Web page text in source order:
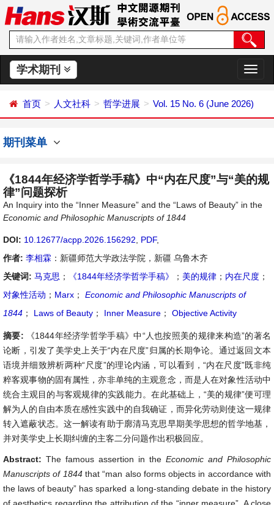
学术期刊
切
换
航
首页 人文社科 哲学进展 Vol. 15 No. 6 (June 2026)
期刊菜单
《1844年经济学哲学手稿》中“内在尺度”与“美的规
律”问题探析
An Inquiry into the “Inner Measure” and the “Laws of Beauty” in the
Economic and Philosophic Manuscripts of 1844
DOI: 10.12677/acpp.2026.156292 PDF,
作者: 李相霖 ：新疆师范大学政法学院，新疆 乌鲁木齐
关键词: 马克思 ； 《1844年经济学哲学手稿》 ； 美的规律 ； 内在尺度 ；
对象性活动 ； Marx ；
Economic and Philosophic Manuscripts of
1844 ； Laws of Beauty ； Inner Measure ； Objective Activity
摘要:
《1844年经济学哲学手稿》中“人也按照美的规律来构造”的著名
论断，引发了美学史上关于“内在尺度”归属的长期争论。通过返回文本
语境并细致辨析两种“尺度”的理论内涵，可以看到，“内在尺度”既非纯
粹客观事物的固有属性，亦非单纯的主观意念，而是人在对象性活动中
统合主观目的与客观规律的实践能力。在此基础上，“美的规律”便可理
解为人的自由本质在感性实践中的自我确证，而异化劳动则使这一规律
转入遮蔽状态。这一解读有助于廓清马克思早期美学思想的哲学地基，
并对美学史上长期纠缠的主客二分问题作出积极回应。
Abstract: The famous assertion in the Economic and Philosophic
Manuscripts of 1844that “man also forms objects in accordance with
the laws of beauty” has sparked a long-standing debate in the history